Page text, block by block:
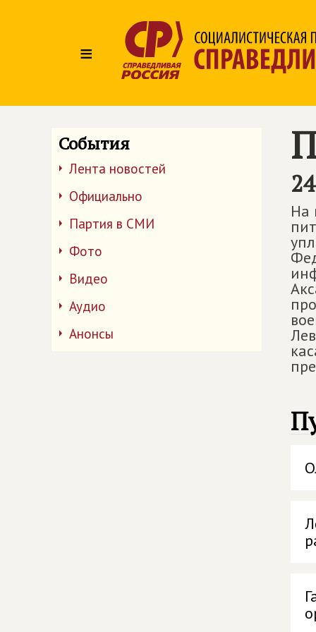
≡
События
Лента новостей
Официально
Партия в СМИ
Фото
Видео
Аудио
Анонсы
На